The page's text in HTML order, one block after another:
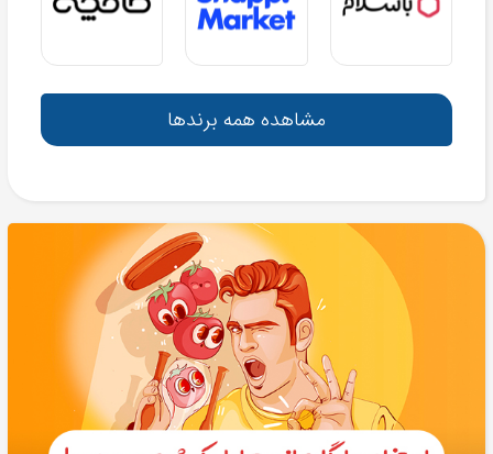
مشاهده همه برندها